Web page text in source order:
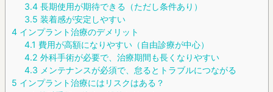
3.4長期使用が期待できる（ただし条件あり）
3.5 装着感が安定しやすい
4インプラント治療のデメリット
4.1 費用が高額になりやすい（自由診療が中心）
4.2 外科手術が必要で、治療期間も長くなりやすい
4.3 メンテナンスが必須で、怠るとトラブルにつながる
5 インプラント治療にはリスクはある？